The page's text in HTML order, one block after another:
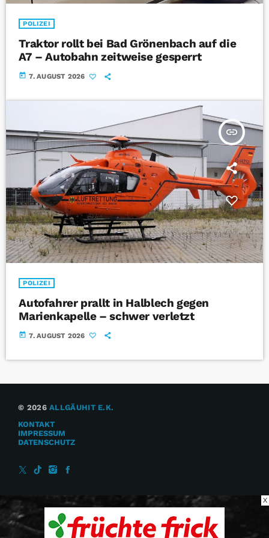
POLIZEI
Traktor rollt bei Bad Grönenbach auf die
A7 – Autobahn zeitweise gesperrt
today 7. AUGUST 2026
insert_link
POLIZEI
Autofahrer prallt in Halblech gegen
Marienkapelle – schwer verletzt
today 7. AUGUST 2026
© 2026ALLGÄUHIT E.K.
KONTAKT
IMPRESSUM
DATENSCHUTZ
X